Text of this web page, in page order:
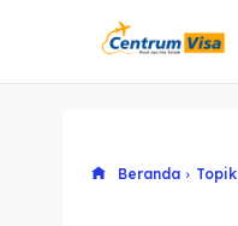
Beranda Topik